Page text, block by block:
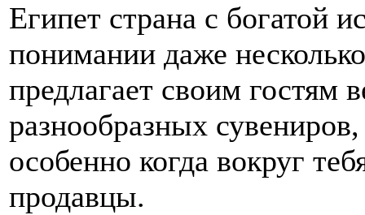
Египет страна с богатой
понимании даже
предлагает своим гостям
разнообразных
особенно когда вокруг
продавцы.